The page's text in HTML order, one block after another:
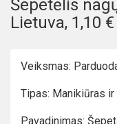
Šepetėlis
Lietuva, 1,10 €
Veiksmas:
Tipas: Manikiūras
Pavadinimas: